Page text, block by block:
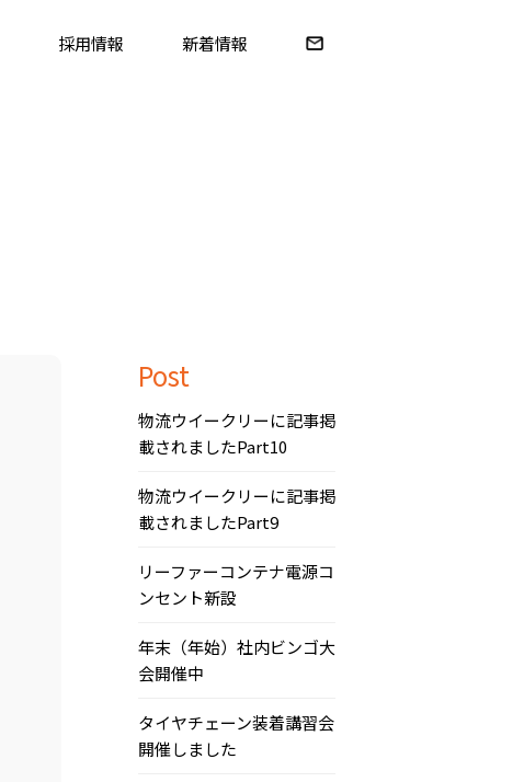
採用情報 新着情報
Post
物流ウイークリーに記事掲
載されましたPart10
物流ウイークリーに記事掲
載されましたPart9
リーファーコンテナ電源コ
ンセント新設
年末（年始）社内ビンゴ大
会開催中
タイヤチェーン装着講習会
開催しました